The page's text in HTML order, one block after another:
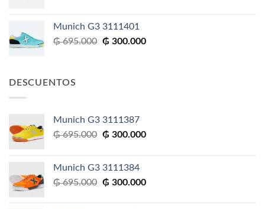
Munich G3 3111401
₲695.000 El
₲ 300.000El
DESCUENTOS
Munich G3 3111387
₲695.000 El
era:
₲ 695.000.
₲ 300.000El
₲ 300.000.
Munich G3 3111384
₲695.000 El
₲ 300.000El